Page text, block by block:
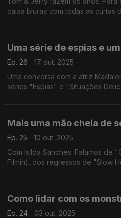
caixa bluray com todas as curtas
Uma série de espias e
Ep. 26
17 out. 2025
Uma conversa com a atriz
séries "Espias" e "Situações
Mais uma mão cheia de
Ep. 25
10 out. 2025
Com Isilda Sanches. Falamos de
Filmin), dos regressos de "Slow
Como lidar com os
Ep. 24
03 out. 2025